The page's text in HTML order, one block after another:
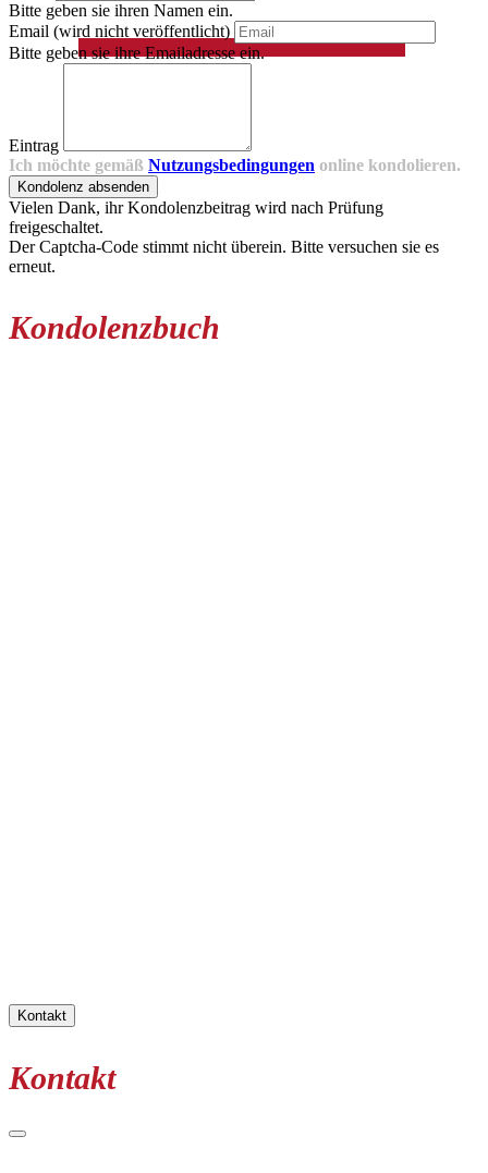
Bitte geben sie ihren Namen ein.
Email (wird nicht veröffentlicht)
Bitte geben sie ihre Emailadresse ein.
Eintrag
Ich möchte gemäß Nutzungsbedingungen online kondolieren.
Kondolenz absenden
Vielen Dank, ihr Kondolenzbeitrag wird nach Prüfung
freigeschaltet.
Der Captcha-Code stimmt nicht überein. Bitte versuchen sie es
erneut.
Kondolenzbuch
Kontakt
Kontakt